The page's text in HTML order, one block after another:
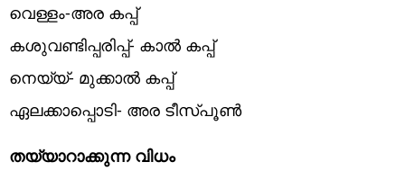
വെള്ളം-അര കപ്പ്
കശുവണ്ടിപ്പരിപ്പ്- കാൽ കപ്പ്
നെയ്യ്- മുക്കാൽ കപ്പ്
ഏലക്കാപ്പൊടി- അര ടീസ്പൂൺ
തയ്യാറാക്കുന്ന വിധം